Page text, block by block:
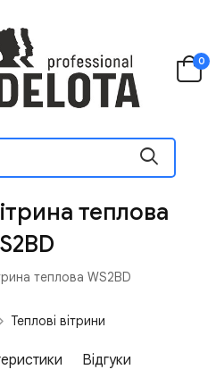
0
теплова
Теплові вітрини
Відгуки